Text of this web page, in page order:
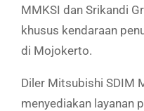
MMKSI dan Srikandi
khusus kendaraan
di Mojokerto.
Diler Mitsubishi SDIM
menyediakan layanan